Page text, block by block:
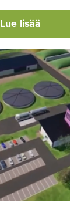
Lue lisää